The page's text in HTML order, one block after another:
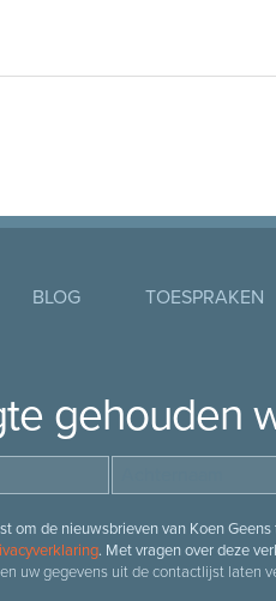
BLOG TOESPRAKEN
gehouden
de nieuwsbrieven van Koen
. Met vragen over deze
uw gegevens uit de contactlijst laten